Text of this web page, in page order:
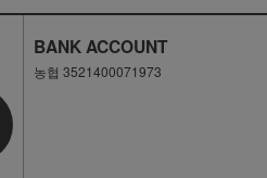
BANK ACCOUNT
농협 3521400071973